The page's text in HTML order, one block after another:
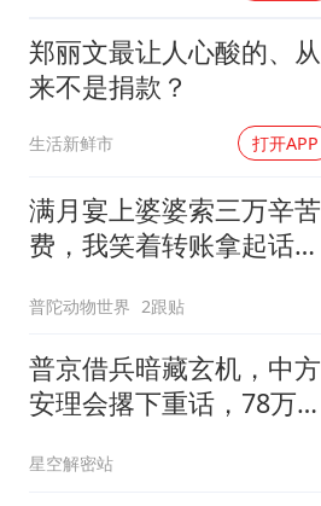
郑丽文最让人心酸的、从
来不是捐款？
生活新鲜市 打开APP
满月宴上婆婆索三万辛苦
费，我笑着转账拿起话筒
普陀动物世界 2跟贴
普京借兵暗藏玄机，中方
安理会撂下重话，78万件
星空解密站